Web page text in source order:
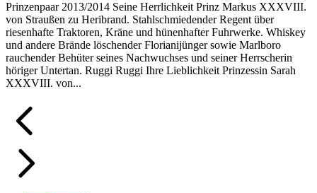
Prinzenpaar 2013/2014 Seine Herrlichkeit Prinz Markus XXXVIII.
von Straußen zu Heribrand. Stahlschmiedender Regent über
riesenhafte Traktoren, Kräne und hünenhafter Fuhrwerke. Whiskey
und andere Brände löschender Florianijünger sowie Marlboro
rauchender Behüter seines Nachwuchses und seiner Herrscherin
höriger Untertan. Ruggi Ruggi Ihre Lieblichkeit Prinzessin Sarah
XXXVIII. von...